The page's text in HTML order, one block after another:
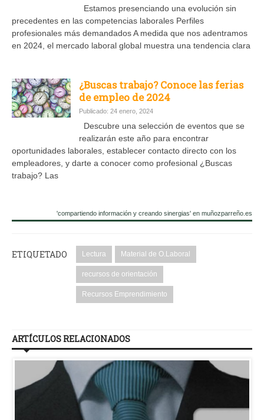
Estamos presenciando una evolución sin
precedentes en las competencias laborales Perfiles
profesionales más demandados A medida que nos adentramos
en 2024, el mercado laboral global muestra una tendencia clara
¿Buscas trabajo? Conoce las ferias
de empleo de 2024
Publicado: 24 enero, 2024
Descubre una selección de eventos que se
realizarán este año para encontrar
oportunidades laborales, establecer contacto directo con los
empleadores, y darte a conocer como profesional ¿Buscas
trabajo? Las
'compartiendo información y creando sinergias' en muñozparreño.es
ETIQUETADO Lectura Material de O.Laboral
recursos de orientación
Recursos Emprendimiento
ARTÍCULOS RELACIONADOS